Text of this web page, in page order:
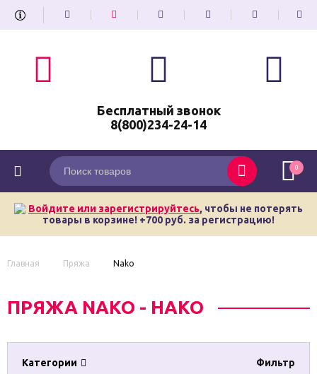
Бесплатный звонок
8(800)234-24-14
0
Войдите или зарегистрируйтесь, чтобы не потерять
товары в корзине! +700 руб. за регистрацию!
Главная Пряжа Nako
ПРЯЖА NAKO - НАКО
Категории Фильтр